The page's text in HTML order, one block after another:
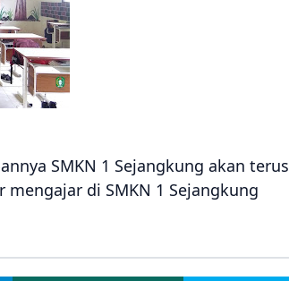
SMKN 1 Sejangkung akan terus
di SMKN 1 Sejangkung